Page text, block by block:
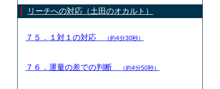
リーチへの対応（土田のオカルト）
７５．１対１の対応 （約4分30秒）
７６．運量の差での判断 （約4分50秒）